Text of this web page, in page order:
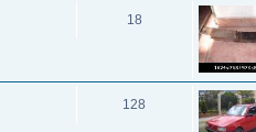
18
128